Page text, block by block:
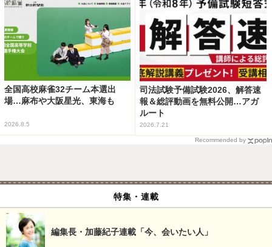
全国高校麻雀32チーム本選出
場…麻布や大阪星光、東海も
2026.8.5
司法試験予備試験2026、解答速
報＆総評動画を無料公開…アガ
ルート
2026.7.21
Recommended by
特集・連載
編集長・加藤紀子連載「今、会いたい人」